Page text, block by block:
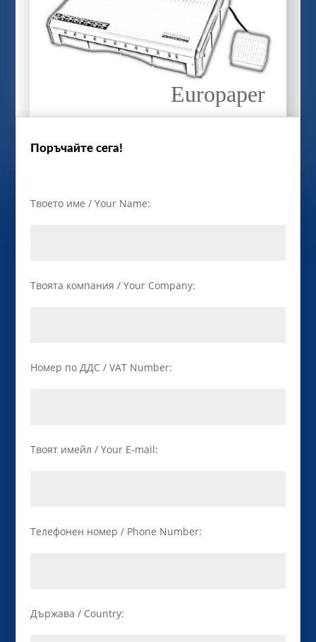
Europaper
Поръчайте сега!
Твоето име / Your Name:
Твоята компания / Your Company:
Номер по ДДС / VAT Number:
Твоят имейл / Your E-mail:
Телефонен номер / Phone Number:
Държава / Country: